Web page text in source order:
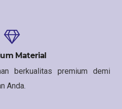
Material
berkualitas premium demi
Anda.